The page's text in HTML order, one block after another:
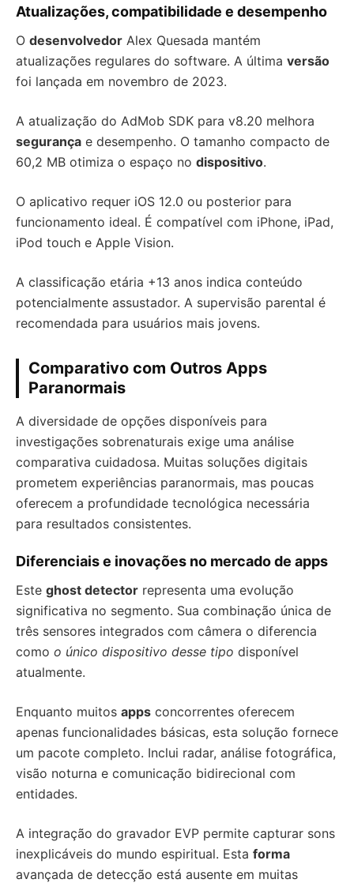
Atualizações, compatibilidade e desempenho
O desenvolvedor Alex Quesada mantém
atualizações regulares do software. A última versão
foi lançada em novembro de 2023.
A atualização do AdMob SDK para v8.20 melhora
segurança e desempenho. O tamanho compacto de
60,2 MB otimiza o espaço no dispositivo.
O aplicativo requer iOS 12.0 ou posterior para
funcionamento ideal. É compatível com iPhone, iPad,
iPod touch e Apple Vision.
A classificação etária +13 anos indica conteúdo
potencialmente assustador. A supervisão parental é
recomendada para usuários mais jovens.
Comparativo com Outros Apps
Paranormais
A diversidade de opções disponíveis para
investigações sobrenaturais exige uma análise
comparativa cuidadosa. Muitas soluções digitais
prometem experiências paranormais, mas poucas
oferecem a profundidade tecnológica necessária
para resultados consistentes.
Diferenciais e inovações no mercado de apps
Este ghost detector representa uma evolução
significativa no segmento. Sua combinação única de
três sensores integrados com câmera o diferencia
como o único dispositivo desse tipo disponível
atualmente.
Enquanto muitos apps concorrentes oferecem
apenas funcionalidades básicas, esta solução fornece
um pacote completo. Inclui radar, análise fotográfica,
visão noturna e comunicação bidirecional com
entidades.
A integração do gravador EVP permite capturar sons
inexplicáveis do mundo espiritual. Esta forma
avançada de detecção está ausente em muitas